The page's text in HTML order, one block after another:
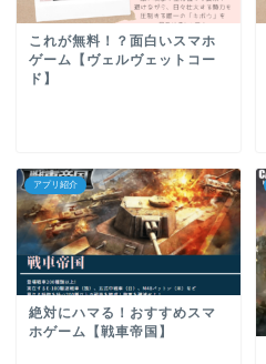
これが無料！？面白いスマホ
ゲーム【ヴェルヴェットコー
ド】
アプリ紹介
絶対にハマる！おすすめスマ
ホゲーム【戦車帝国】